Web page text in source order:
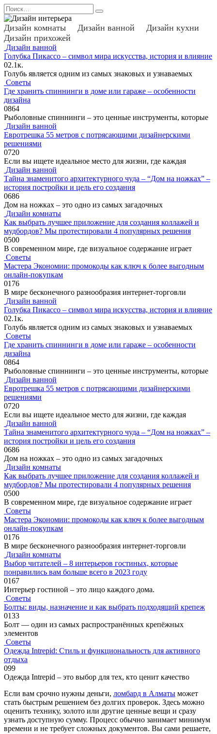
Перейти
к
содержанию
Search
for:
Дизайн комнаты Дизайн ванной
Дизайн кухни
Дизайн прихожей
Дизайн ванной
Голубка Пикассо – символ мира искусства, история и влияние
02.1к.
Голубь является одним из самых знаковых и узнаваемых
Советы
Где хранить спиннинги в доме или гараже – особенности
дизайна
0864
Рыболовные спиннинги – это ценные инструменты, которые
Дизайн ванной
Евротрешка 55 метров с потрясающими дизайнерскими
решениями
0720
Если вы ищете идеальное место для жизни, где каждая
Дизайн ванной
Тайна знаменитого архитектурного чуда – “Дом на ножках” –
история постройки и цель его создания
0686
Дом на ножках – это одно из самых загадочных
Дизайн комнаты
Как выбрать лучшее приложение для создания коллажей и
мудбордов? Мы протестировали 4 популярных решения
0500
В современном мире, где визуальное содержание играет
Советы
Мастера Экономии: промокоды как ключ к более выгодным
онлайн-покупкам
0176
В мире бесконечного разнообразия интернет-торговли
Дизайн ванной
Голубка Пикассо – символ мира искусства, история и влияние
02.1к.
Голубь является одним из самых знаковых и узнаваемых
Советы
Где хранить спиннинги в доме или гараже – особенности
дизайна
0864
Рыболовные спиннинги – это ценные инструменты, которые
Дизайн ванной
Евротрешка 55 метров с потрясающими дизайнерскими
решениями
0720
Если вы ищете идеальное место для жизни, где каждая
Дизайн ванной
Тайна знаменитого архитектурного чуда – “Дом на ножках” –
история постройки и цель его создания
0686
Дом на ножках – это одно из самых загадочных
Дизайн комнаты
Как выбрать лучшее приложение для создания коллажей и
мудбордов? Мы протестировали 4 популярных решения
0500
В современном мире, где визуальное содержание играет
Советы
Мастера Экономии: промокоды как ключ к более выгодным
онлайн-покупкам
0176
В мире бесконечного разнообразия интернет-торговли
Дизайн комнаты
Выбор читателей – 8 интерьеров гостиных, которые
понравились вам больше всего в 2023 году
0167
Интерьер гостиной – это лицо каждого дома.
Советы
Болты: виды, назначение и как выбрать подходящий крепеж
0133
Болт — один из самых распространённых крепёжных
элементов
Советы
Одежда Intrepid: Стиль и функциональность для активного
отдыха
099
Одежда Intrepid – это выбор для тех, кто ценит качество
Если вам срочно нужны деньги, ломбард в Алматы может
стать быстрым решением без долгих проверок. Здесь можно
оценить технику, золото или другие ценные вещи и сразу
узнать доступную сумму. Процесс обычно занимает минимум
времени и не требует сложных документов. Вы сами решаете,